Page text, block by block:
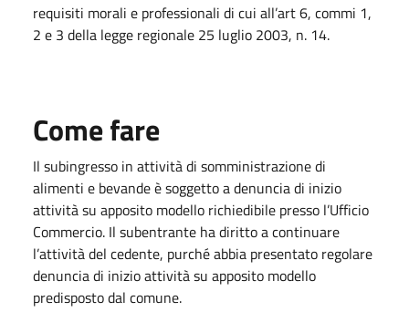
requisiti morali e professionali di cui all’art 6, commi 1,
2 e 3 della legge regionale 25 luglio 2003, n. 14.
Come fare
Il subingresso in attività di somministrazione di
alimenti e bevande è soggetto a denuncia di inizio
attività su apposito modello richiedibile presso l’Ufficio
Commercio. Il subentrante ha diritto a continuare
l’attività del cedente, purché abbia presentato regolare
denuncia di inizio attività su apposito modello
predisposto dal comune.